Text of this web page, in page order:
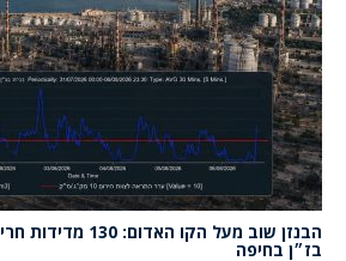
הבנזן שוב מעל הקו
בז״ן בחיפה